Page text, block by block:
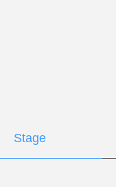
Stage